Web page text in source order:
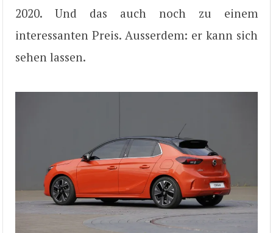
2020. Und das auch noch zu einem
interessanten Preis. Ausserdem: er kann sich
sehen lassen.